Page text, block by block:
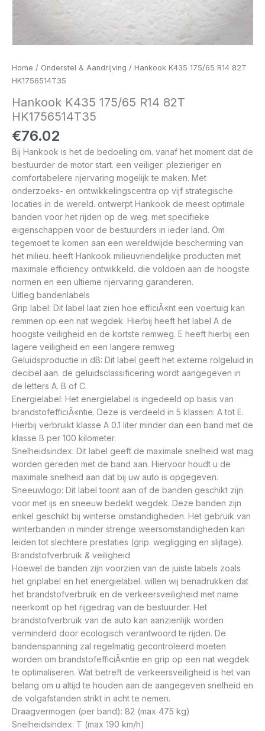
Home / Onderstel & Aandrijving / Hankook K435 175/65 R14 82T
HK1756514T35
Hankook K435 175/65 R14 82T
HK1756514T35
€76.02
Bij Hankook is het de bedoeling om. vanaf het moment dat de
bestuurder de motor start. een veiliger. plezieriger en
comfortabelere rijervaring mogelijk te maken. Met
onderzoeks- en ontwikkelingscentra op vijf strategische
locaties in de wereld. ontwerpt Hankook de meest optimale
banden voor het rijden op de weg. met specifieke
eigenschappen voor de bestuurders in ieder land. Om
tegemoet te komen aan een wereldwijde bescherming van
het milieu. heeft Hankook milieuvriendelijke producten met
maximale efficiency ontwikkeld. die voldoen aan de hoogste
normen en een ultieme rijervaring garanderen.
Uitleg bandenlabels
Grip label: Dit label laat zien hoe efficiÃ«nt een voertuig kan
remmen op een nat wegdek. Hierbij heeft het label A de
hoogste veiligheid en de kortste remweg. E heeft hierbij een
lagere veiligheid en een langere remweg
Geluidsproductie in dB: Dit label geeft het externe rolgeluid in
decibel aan. de geluidsclassificering wordt aangegeven in
de letters A. B of C.
Energielabel: Het energielabel is ingedeeld op basis van
brandstofefficiÃ«ntie. Deze is verdeeld in 5 klassen: A tot E.
Hierbij verbruikt klasse A 0.1 liter minder dan een band met de
klasse B per 100 kilometer.
Snelheidsindex: Dit label geeft de maximale snelheid wat mag
worden gereden met de band aan. Hiervoor houdt u de
maximale snelheid aan dat bij uw auto is opgegeven.
Sneeuwlogo: Dit label toont aan of de banden geschikt zijn
voor met ijs en sneeuw bedekt wegdek. Deze banden zijn
enkel geschikt bij winterse omstandigheden. Het gebruik van
winterbanden in minder strenge weersomstandigheden kan
leiden tot slechtere prestaties (grip. wegligging en slijtage).
Brandstofverbruik & veiligheid
Hoewel de banden zijn voorzien van de juiste labels zoals
het griplabel en het energielabel. willen wij benadrukken dat
het brandstofverbruik en de verkeersveiligheid met name
neerkomt op het rijgedrag van de bestuurder. Het
brandstofverbruik van de auto kan aanzienlijk worden
verminderd door ecologisch verantwoord te rijden. De
bandenspanning zal regelmatig gecontroleerd moeten
worden om brandstofefficiÃ«ntie en grip op een nat wegdek
te optimaliseren. Wat betreft de verkeersveiligheid is het van
belang om u altijd te houden aan de aangegeven snelheid en
de volgafstanden strikt in acht te nemen.
Draagvermogen (per band): 82 (max 475 kg)
Snelheidsindex: T (max 190 km/h)